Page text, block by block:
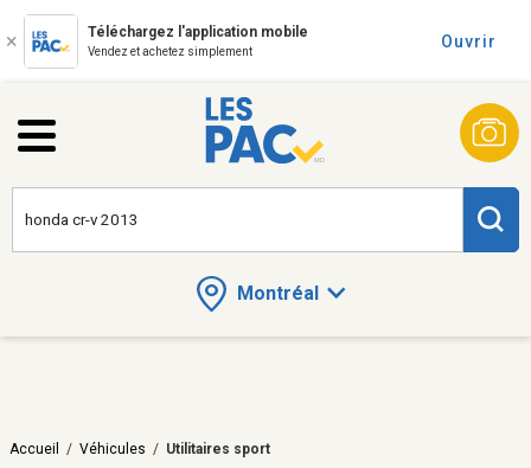
Téléchargez l'application mobile
Vendez et achetez simplement
Ouvrir
Montréal
Accueil / Véhicules / Utilitaires sport